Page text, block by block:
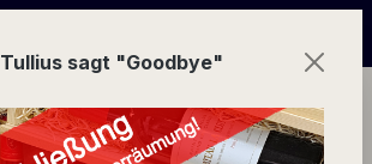
sagt "Goodbye"